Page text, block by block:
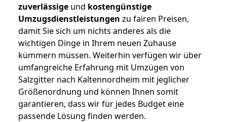
zuverlässige und kostengünstige
Umzugsdienstleistungen zu fairen Preisen,
damit Sie sich um nichts anderes als die
wichtigen Dinge in Ihrem neuen Zuhause
kümmern müssen. Weiterhin verfügen wir über
umfangreiche Erfahrung mit Umzügen von
Salzgitter nach Kaltennordheim mit jeglicher
Größenordnung und können Ihnen somit
garantieren, dass wir für jedes Budget eine
passende Lösung finden werden.